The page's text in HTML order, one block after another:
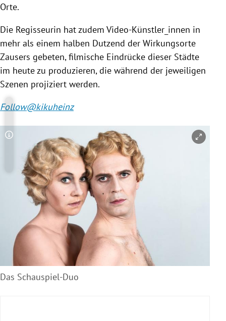
Orte.
Die Regisseurin hat zudem Video-Künstler_innen in
mehr als einem halben Dutzend der Wirkungsorte
Zausers gebeten, filmische Eindrücke dieser Städte
im heute zu produzieren, die während der jeweiligen
Szenen projiziert werden.
Follow@kikuheinz
Copyright-Hinweis öffnen/schließen
Das Schauspiel-Duo